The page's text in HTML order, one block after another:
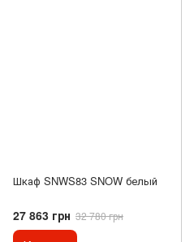
Шкаф SNWS83 SNOW белый
27 863 грн 32 780 грн